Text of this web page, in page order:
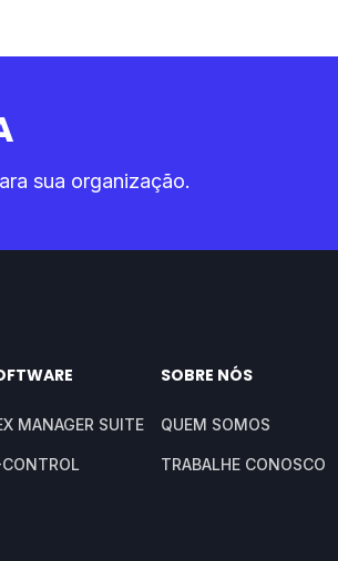
sua organização.
MANAGER SUITE
SOBRE NÓS
QUEM SOMOS
TRABALHE CONOSCO